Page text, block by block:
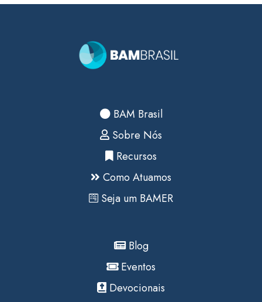
BAM Brasil
Sobre Nós
Recursos
Como Atuamos
Seja um BAMER
Blog
Eventos
Devocionais